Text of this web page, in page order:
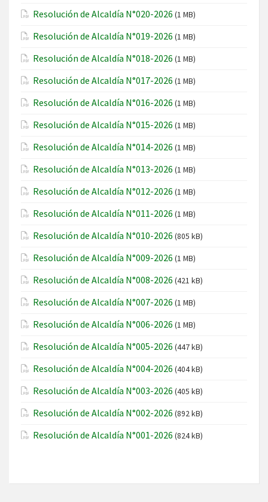
Resolución de Alcaldía N°020-2026 (1 MB)
Resolución de Alcaldía N°019-2026 (1 MB)
Resolución de Alcaldía N°018-2026 (1 MB)
Resolución de Alcaldía N°017-2026 (1 MB)
Resolución de Alcaldía N°016-2026 (1 MB)
Resolución de Alcaldía N°015-2026 (1 MB)
Resolución de Alcaldía N°014-2026 (1 MB)
Resolución de Alcaldía N°013-2026 (1 MB)
Resolución de Alcaldía N°012-2026 (1 MB)
Resolución de Alcaldía N°011-2026 (1 MB)
Resolución de Alcaldía N°010-2026 (805 kB)
Resolución de Alcaldía N°009-2026 (1 MB)
Resolución de Alcaldía N°008-2026 (421 kB)
Resolución de Alcaldía N°007-2026 (1 MB)
Resolución de Alcaldía N°006-2026 (1 MB)
Resolución de Alcaldía N°005-2026 (447 kB)
Resolución de Alcaldía N°004-2026 (404 kB)
Resolución de Alcaldía N°003-2026 (405 kB)
Resolución de Alcaldía N°002-2026 (892 kB)
Resolución de Alcaldía N°001-2026 (824 kB)